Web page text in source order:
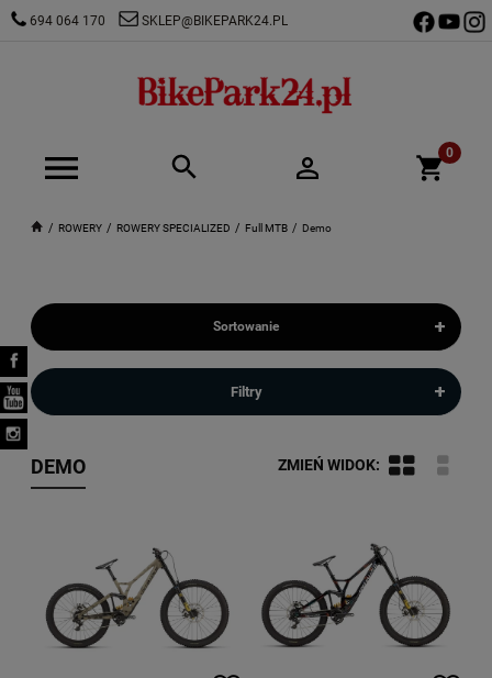
694 064 170 SKLEP@BIKEPARK24.PL
ROWERY ROWERY SPECIALIZED Full MTB Demo
Sortowanie +
Filtry +
DEMO